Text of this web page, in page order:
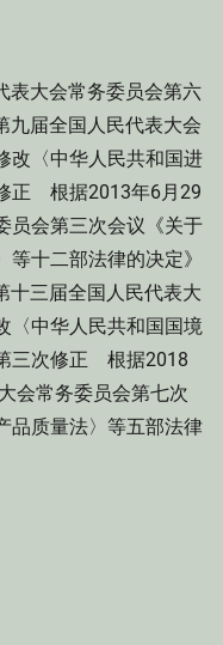
表大会常务委员会第六
届全国人民代表大会
改〈中华人民共和国进
正 根据2013年6月29
员会第三次会议《关于
十二部法律的决定》
三届全国人民代表大
〈中华人民共和国国境
三次修正 根据2018
会常务委员会第七次
品质量法〉等五部法律